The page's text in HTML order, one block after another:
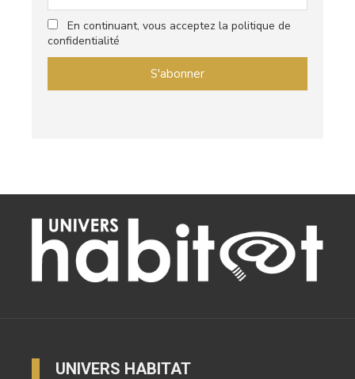
En continuant, vous acceptez la politique de
confidentialité
UNIVERS HABITAT